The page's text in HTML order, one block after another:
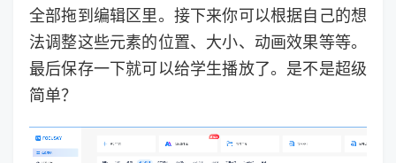
全部拖到编辑区里。接下来你可以根据自己的想
法调整这些元素的位置、大小、动画效果等等。
最后保存一下就可以给学生播放了。是不是超级
简单？